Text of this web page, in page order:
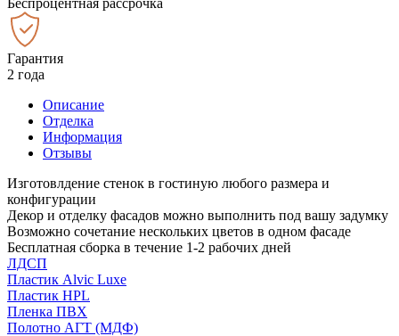
Гарантия
2 года
Описание
Отделка
Информация
Отзывы
Изготовлдение стенок в гостиную любого размера и
конфигурации
Декор и отделку фасадов можно выполнить под вашу задумку
Возможно сочетание нескольких цветов в одном фасаде
Бесплатная сборка в течение 1-2 рабочих дней
ЛДСП
Пластик Alvic Luxe
Пластик HPL
Пленка ПВХ
Полотно АГТ (МДФ)